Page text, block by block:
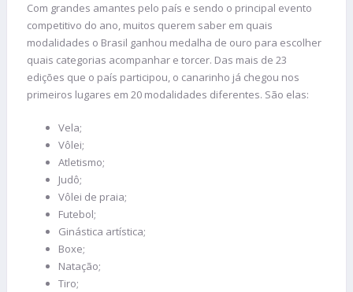
Com grandes amantes pelo país e sendo o principal evento
competitivo do ano, muitos querem saber em quais
modalidades o Brasil ganhou medalha de ouro para escolher
quais categorias acompanhar e torcer. Das mais de 23
edições que o país participou, o canarinho já chegou nos
primeiros lugares em 20 modalidades diferentes. São elas:
Vela;
Vôlei;
Atletismo;
Judô;
Vôlei de praia;
Futebol;
Ginástica artística;
Boxe;
Natação;
Tiro;